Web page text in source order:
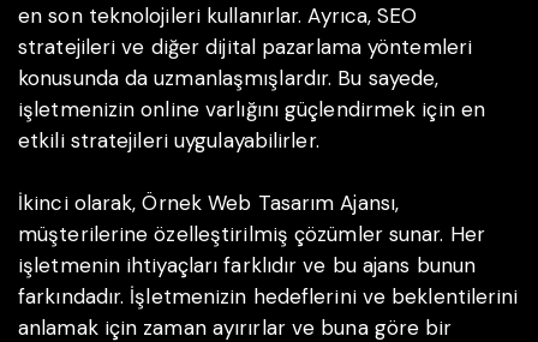
en son teknolojileri kullanırlar. Ayrıca, SEO
stratejileri ve diğer dijital pazarlama yöntemleri
konusunda da uzmanlaşmışlardır. Bu sayede,
işletmenizin online varlığını güçlendirmek için en
etkili stratejileri uygulayabilirler.
İkinci olarak, Örnek Web Tasarım Ajansı,
müşterilerine özelleştirilmiş çözümler sunar. Her
işletmenin ihtiyaçları farklıdır ve bu ajans bunun
farkındadır. İşletmenizin hedeflerini ve beklentilerini
anlamak için zaman ayırırlar ve buna göre bir